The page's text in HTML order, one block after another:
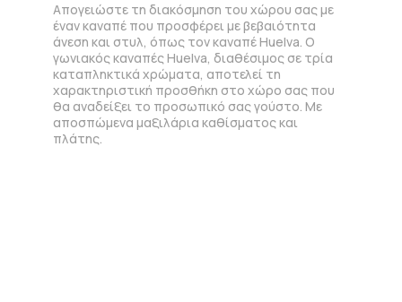
Απογειώστε τη διακόσμηση του χώρου σας με
έναν καναπέ που προσφέρει με βεβαιότητα
άνεση και στυλ, όπως τον καναπέ Huelva. Ο
γωνιακός καναπές Huelva, διαθέσιμος σε τρία
καταπληκτικά χρώματα, αποτελεί τη
χαρακτηριστική προσθήκη στο χώρο σας που
θα αναδείξει το προσωπικό σας γούστο. Με
αποσπώμενα μαξιλάρια καθίσματος και
πλάτης.